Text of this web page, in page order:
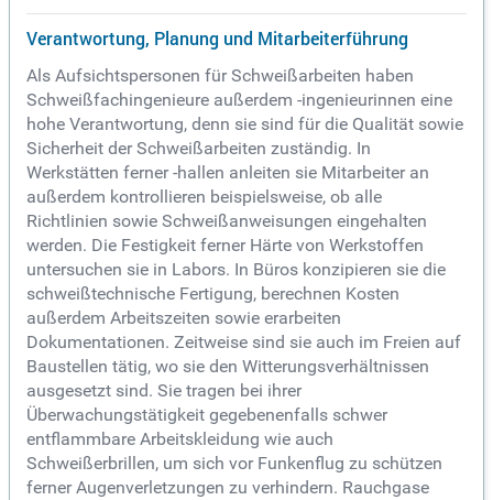
Verantwortung, Planung und Mitarbeiterführung
Als Aufsichtspersonen für Schweißarbeiten haben
Schweißfachingenieure außerdem -ingenieurinnen eine
hohe Verantwortung, denn sie sind für die Qualität sowie
Sicherheit der Schweißarbeiten zuständig. In
Werkstätten ferner -hallen anleiten sie Mitarbeiter an
außerdem kontrollieren beispielsweise, ob alle
Richtlinien sowie Schweißanweisungen eingehalten
werden. Die Festigkeit ferner Härte von Werkstoffen
untersuchen sie in Labors. In Büros konzipieren sie die
schweißtechnische Fertigung, berechnen Kosten
außerdem Arbeitszeiten sowie erarbeiten
Dokumentationen. Zeitweise sind sie auch im Freien auf
Baustellen tätig, wo sie den Witterungsverhältnissen
ausgesetzt sind. Sie tragen bei ihrer
Überwachungstätigkeit gegebenenfalls schwer
entflammbare Arbeitskleidung wie auch
Schweißerbrillen, um sich vor Funkenflug zu schützen
ferner Augenverletzungen zu verhindern. Rauchgase